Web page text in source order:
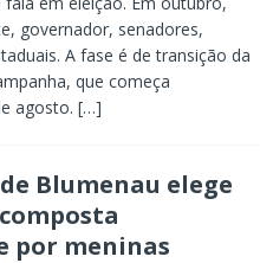
governador, senadores,
A fase é de transição da
que começa
agosto. […]
Blumenau elege
por meninas